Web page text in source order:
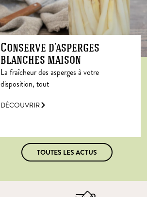
Conserve d’asperges
blanches maison
La fraîcheur des asperges à votre
disposition, tout
DÉCOUVRIR
TOUTES LES ACTUS